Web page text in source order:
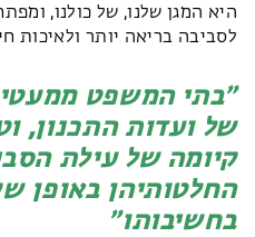
היא המגן שלנו, של כולנו,
לסביבה בריאה יותר ולאיכות
בתי המשפט
של ועדות התכנון,
קיומה של עילת
החלטותיהן באופן
בחשיבותו